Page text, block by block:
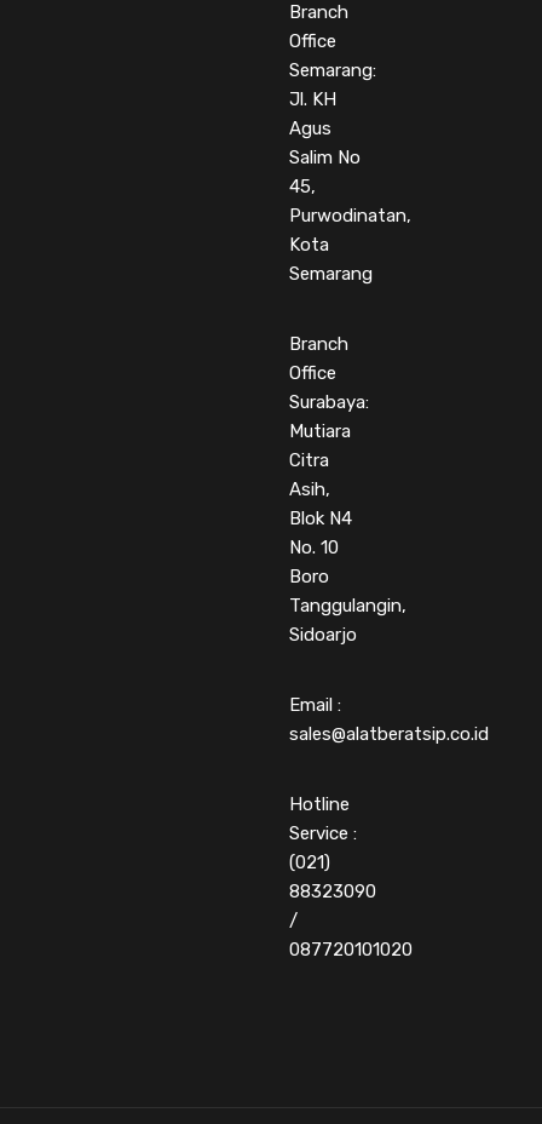
Branch
Office
Semarang:
Jl. KH
Agus
Salim No
45,
Purwodinatan,
Kota
Semarang
Branch
Office
Surabaya:
Mutiara
Citra
Asih,
Blok N4
No. 10
Boro
Tanggulangin,
Sidoarjo
Email :
sales@alatberatsip.co.id
Hotline
Service :
(021)
88323090
/
087720101020